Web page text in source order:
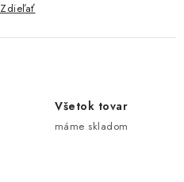
Zdieľať
Všetok tovar
máme skladom